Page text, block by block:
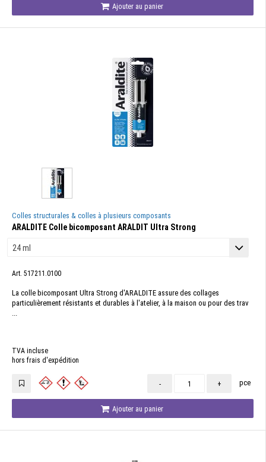
Ajouter au panier
Colles structurales & colles à plusieurs composants
ARALDITE Colle bicomposant ARALDIT Ultra Strong
Art. 517211.0100
La colle bicomposant Ultra Strong d'ARALDITE assure des collages
particulièrement résistants et durables à l'atelier, à la maison ou pour des trav
...
TVA incluse
hors frais d'expédition
- + pce
Ajouter au panier